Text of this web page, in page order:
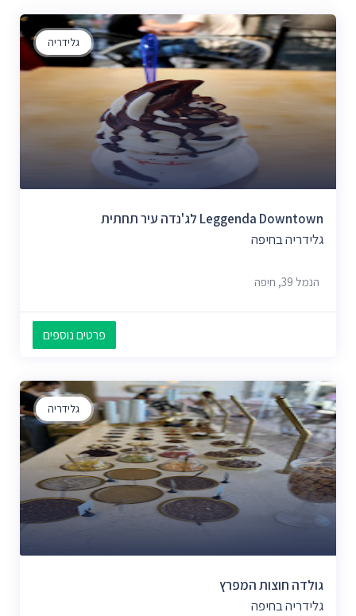
גלידריה
Leggenda Downtown לג'נדה עיר תחתית
גלידריה בחיפה
הנמל 39, חיפה
פרטים נוספים
גלידריה
גולדה חוצות המפרץ
גלידריה בחיפה